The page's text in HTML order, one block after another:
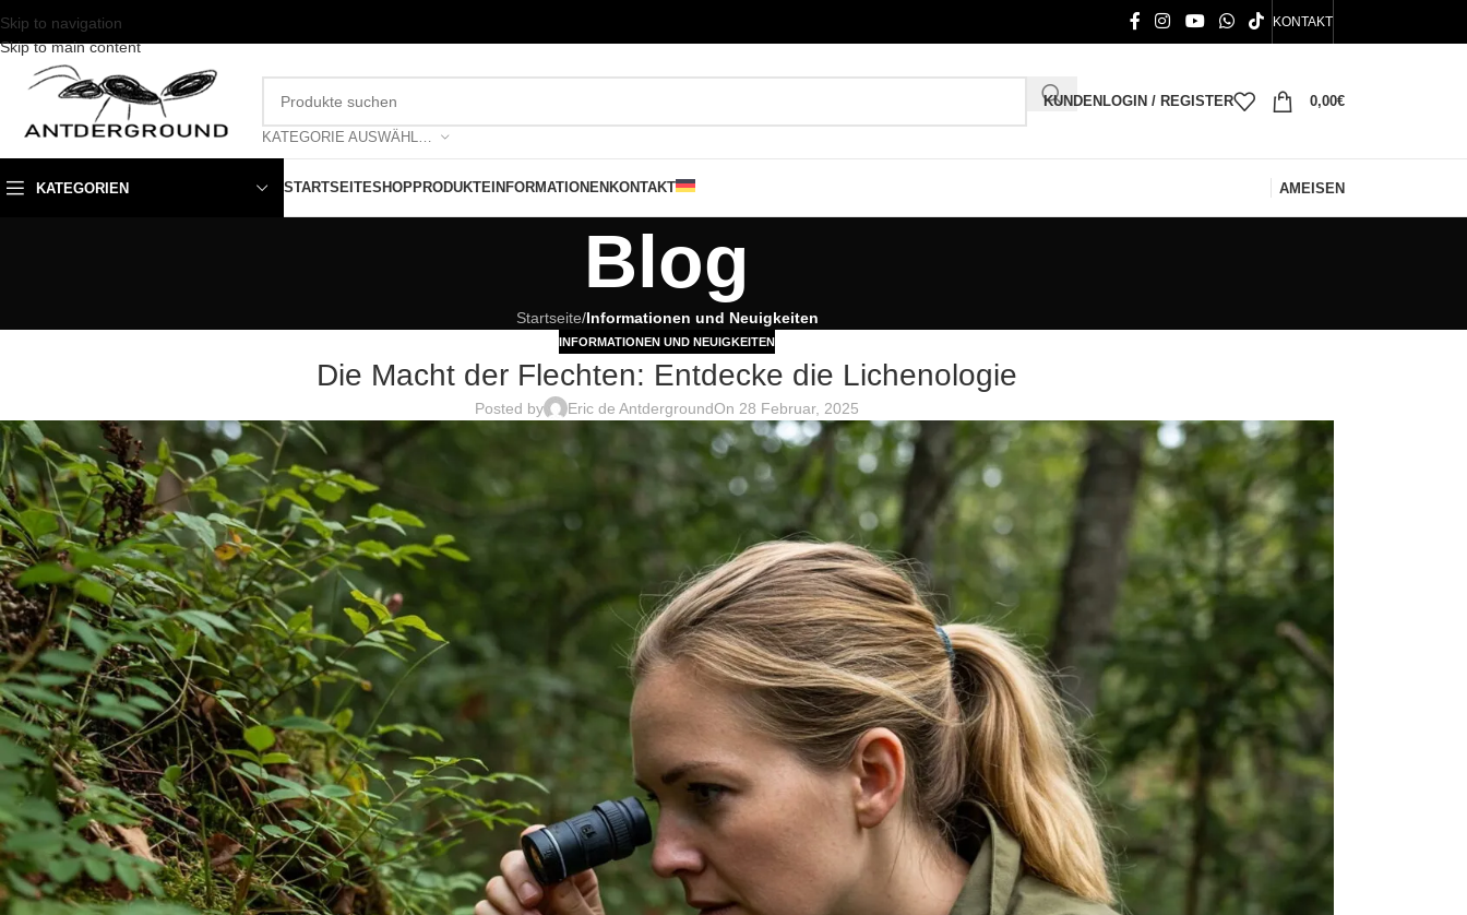
Skip to navigation
Skip to main content
KONTAKT
KUNDENLOGIN / REGISTER 0,00€
KATEGORIEN STARTSEITESHOPPRODUKTE INFORMATIONEN KONTAKT AMEISEN
Blog
Startseite/Informationen und Neuigkeiten
INFORMATIONEN UND NEUIGKEITEN
Die Macht der Flechten: Entdecke die Lichenologie
Posted by Eric de AntdergroundOn 28 Februar, 2025